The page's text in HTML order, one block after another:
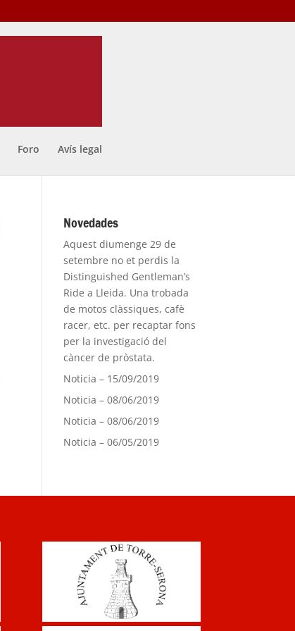
Foro Avís legal
Novedades
Aquest diumenge 29 de
setembre no et perdis la
Distinguished Gentleman’s
Ride a Lleida. Una trobada
de motos clàssiques, cafè
racer, etc. per recaptar fons
per la investigació del
càncer de pròstata.
Noticia – 15/09/2019
Noticia – 08/06/2019
Noticia – 08/06/2019
Noticia – 06/05/2019